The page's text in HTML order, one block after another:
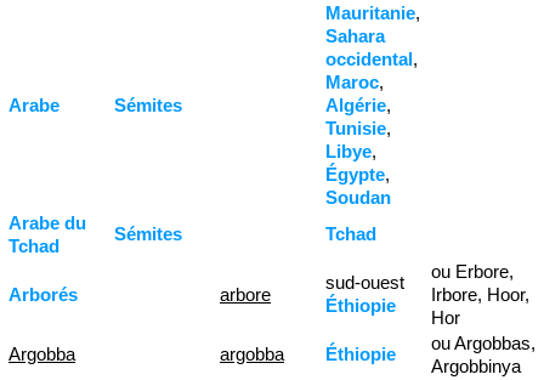
Arabe Sémites
Mauritanie,
Sahara
occidental,
Maroc,
Algérie,
Tunisie,
Libye,
Égypte,
Soudan
Arabe du
Tchad
Sémites Tchad
Arborés arbore
sud-ouest
Éthiopie
ou Erbore,
Irbore, Hoor,
Hor
Argobba
argobba Éthiopie
ou Argobbas,
Argobbinya